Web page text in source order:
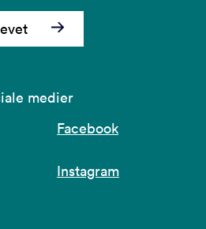
medier
Facebook
Instagram